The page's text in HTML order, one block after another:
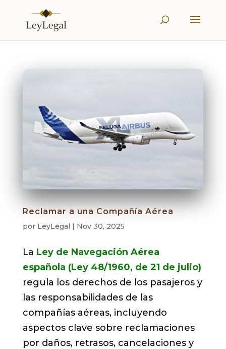
Reclamar a una Compañía Aérea
por LeyLegal | Nov 30, 2025
La Ley de Navegación Aérea
española (Ley 48/1960, de 21 de julio)
regula los derechos de los pasajeros y
las responsabilidades de las
compañías aéreas, incluyendo
aspectos clave sobre reclamaciones
por daños, retrasos, cancelaciones y